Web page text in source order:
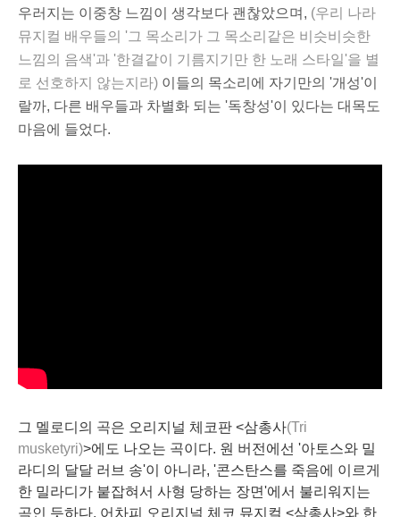
우러지는 이중창 느낌이 생각보다 괜찮았으며, (우리 나라
뮤지컬 배우들의 '그 목소리가 그 목소리같은 비슷비슷한
느낌의 음색'과 '한결같이 기름지기만 한 노래 스타일'을 별
로 선호하지 않는지라) 이들의 목소리에 자기만의 '개성'이
랄까, 다른 배우들과 차별화 되는 '독창성'이 있다는 대목도
마음에 들었다.
그 멜로디의 곡은 오리지널 체코판 <삼총사(Tri
musketyri)>에도 나오는 곡이다. 원 버전에선 '아토스와 밀
라디의 달달 러브 송'이 아니라, '콘스탄스를 죽음에 이르게
한 밀라디가 붙잡혀서 사형 당하는 장면'에서 불리워지는
곡인 듯하다. 어차피 오리지널 체코 뮤지컬 <삼총사>와 한